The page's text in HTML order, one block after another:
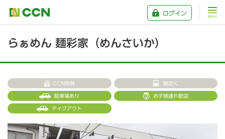
ログイン
らぁめん 麺彩家（めんさいか）
CCN特典 駅近く
駐車場あり お子様連れ歓迎
テイクアウト